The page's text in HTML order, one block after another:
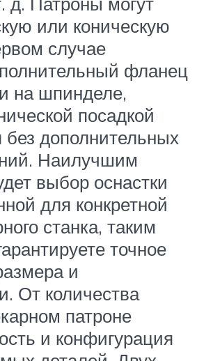
или коническую
случае
фланец
на шпинделе,
посадкой
дополнительных
Наилучшим
выбор оснастки
для конкретной
станка, таким
точное
и
От количества
патроне
и конфигурация